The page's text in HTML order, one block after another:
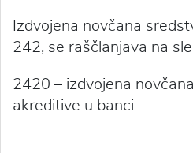
Izdvojena novčana
242, se raščlanjava na
2420 – izdvojena
akreditive u banci